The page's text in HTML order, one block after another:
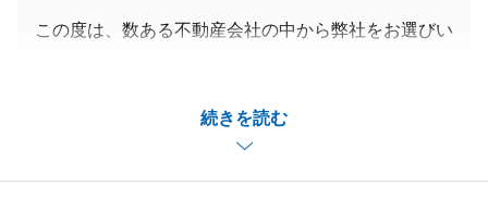
続きを読む
この度は、数ある不動産会社の中から弊社をお選びい
る」という身に余るお言葉をいただけたこと、何より
お手続きがスムーズに進みましたのも、T様のご協力